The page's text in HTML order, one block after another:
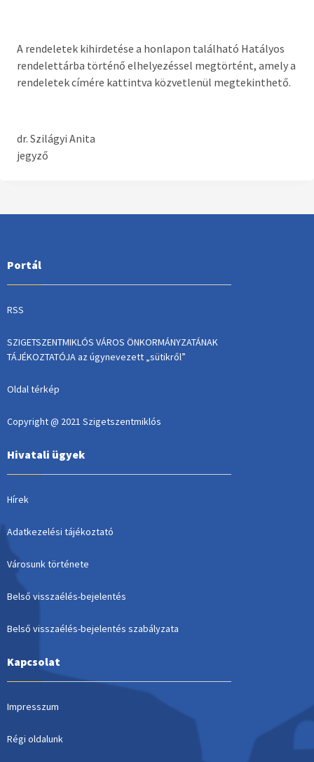
Rendeletek kihirdetése
Nemzetiségi Önkormányzatok
A rendeletek kihirdetése a honlapon található Hatályos
rendelettárba történő elhelyezéssel megtörtént, amely a
rendeletek címére kattintva közvetlenül megtekinthető.
dr. Szilágyi Anita
jegyző
Portál
RSS
SZIGETSZENTMIKLÓS VÁROS ÖNKORMÁNYZATÁNAK
TÁJÉKOZTATÓJA az úgynevezett „sütikről”
Oldal térkép
Copyright @ 2021 Szigetszentmiklós
Hivatali ügyek
Hírek
Adatkezelési tájékoztató
Városunk története
Belső visszaélés-bejelentés
Belső visszaélés-bejelentés szabályzata
Kapcsolat
Impresszum
Régi oldalunk